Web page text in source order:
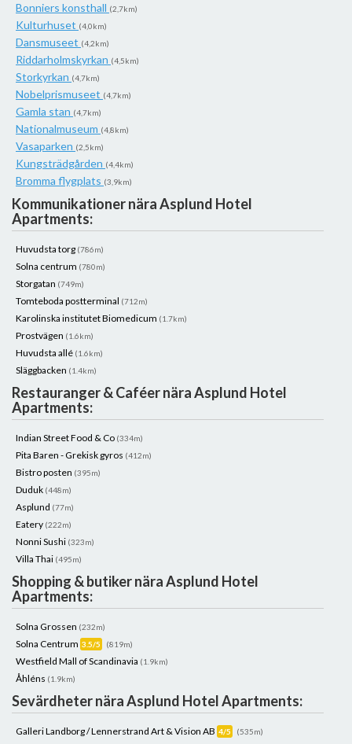
Bonniers konsthall (2,7km)
Kulturhuset (4,0km)
Dansmuseet (4,2km)
Riddarholmskyrkan (4,5km)
Storkyrkan (4,7km)
Nobelprismuseet (4,7km)
Gamla stan (4,7km)
Nationalmuseum (4,8km)
Vasaparken (2,5km)
Kungsträdgården (4,4km)
Bromma flygplats (3,9km)
Kommunikationer nära Asplund Hotel
Apartments:
Huvudsta torg (786m)
Solna centrum (780m)
Storgatan (749m)
Tomteboda postterminal (712m)
Karolinska institutet Biomedicum (1.7km)
Prostvägen (1.6km)
Huvudsta allé (1.6km)
Släggbacken (1.4km)
Restauranger & Caféer nära Asplund Hotel
Apartments:
Indian Street Food & Co (334m)
Pita Baren - Grekisk gyros (412m)
Bistro posten (395m)
Duduk (448m)
Asplund (77m)
Eatery (222m)
Nonni Sushi (323m)
Villa Thai (495m)
Shopping & butiker nära Asplund Hotel
Apartments:
Solna Grossen (232m)
Solna Centrum 3.5/5 (819m)
Westfield Mall of Scandinavia (1.9km)
Åhléns (1.9km)
Sevärdheter nära Asplund Hotel Apartments:
Galleri Landborg / Lennerstrand Art & Vision AB 4/5 (535m)